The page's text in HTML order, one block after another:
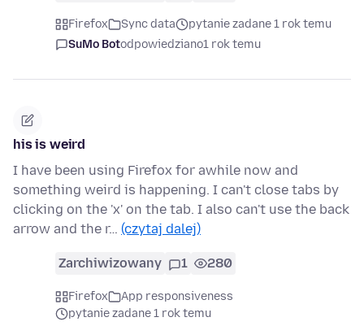
Firefox Sync data
pytanie zadane 1 rok temu
SuMo Botodpowiedziano1 rok temu
his is weird
I have been using Firefox for awhile now and
something weird is happening. I can't close tabs by
clicking on the 'x' on the tab. I also can't use the back
arrow and the r… (czytaj dalej)
Zarchiwizowany 1 280
Firefox
App responsiveness
pytanie zadane 1 rok temu